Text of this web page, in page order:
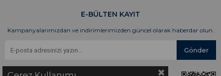
E-BÜLTEN KAYIT
Kampanyalarımızdan ve indirimlerimizden güncel olarak haberdar olun.
Gönder